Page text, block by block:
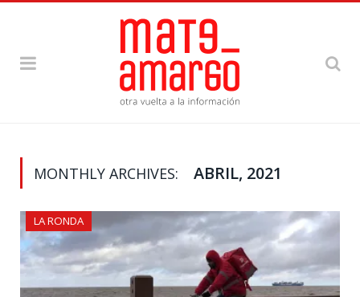
MONTHLY ARCHIVES: ABRIL, 2021
LA RONDA